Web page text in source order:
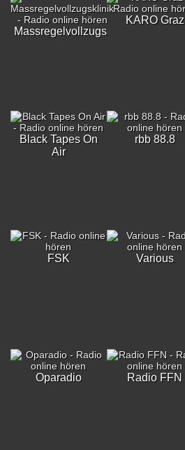
Massregelvollzugsklinik
KARO Graz
Black Tapes On
Air
rbb 88.8
FSK Various
Oparadio
Radio FFN